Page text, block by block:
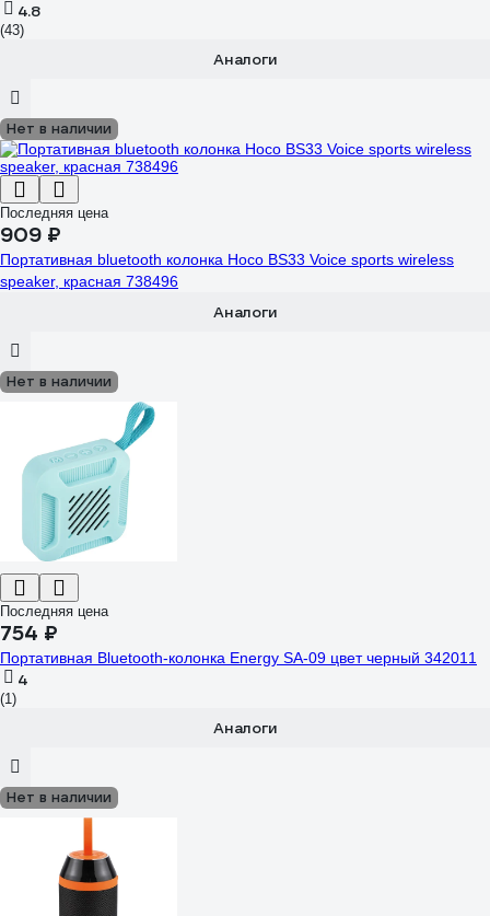
4.8
(43)
Аналоги
Нет в наличии
Последняя цена
909 ₽
Портативная bluetooth колонка Hoco BS33 Voice sports wireless
speaker, красная 738496
Аналоги
Нет в наличии
Последняя цена
754 ₽
Портативная Bluetooth-колонка Energy SA-09 цвет черный 342011
4
(1)
Аналоги
Нет в наличии